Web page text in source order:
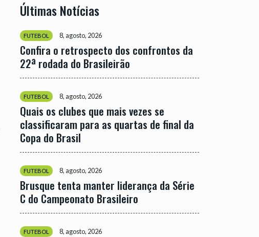
Últimas Notícias
FUTEBOL 8, agosto, 2026
Confira o retrospecto dos confrontos da
22ª rodada do Brasileirão
FUTEBOL 8, agosto, 2026
Quais os clubes que mais vezes se
classificaram para as quartas de final da
Copa do Brasil
FUTEBOL 8, agosto, 2026
Brusque tenta manter liderança da Série
C do Campeonato Brasileiro
FUTEBOL 8, agosto, 2026